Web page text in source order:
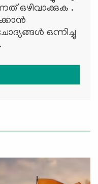
ഒഴിവാക്കുക .
ഒന്നിച്ചു